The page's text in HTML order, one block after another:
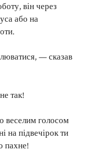
він через
або на
— сказав
так!
веселим голосом
на підвечірок ти
пахне!